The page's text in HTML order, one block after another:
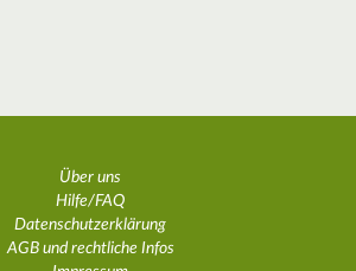
Über uns
Hilfe/FAQ
Datenschutzerklärung
AGB und rechtliche Infos